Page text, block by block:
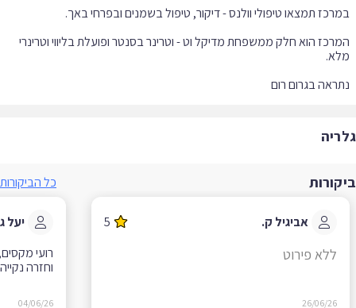
הוא חלק ממשפחת מדיקל וט - וטרינר בסנטר ופועלת בליווי וטרינרי
בגרום רום
כל הביקורות
אביגיל ק. 5
ללא פירוט
26/06/26
יעל ג.
רועי
וחזרה נקייה
04/06/26